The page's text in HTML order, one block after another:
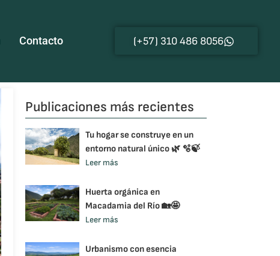
Contacto (+57) 310 486 8056
Publicaciones más recientes
Tu hogar se construye en un
entorno natural único 🌿 🫧🍃
Leer más
Huerta orgánica en
Macadamia del Río 🏡🤩
Leer más
Urbanismo con esencia